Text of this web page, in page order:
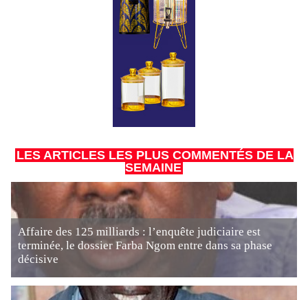
LES ARTICLES LES PLUS COMMENTÉS DE LA
SEMAINE
Affaire des 125 milliards : l’enquête judiciaire est
terminée, le dossier Farba Ngom entre dans sa phase
décisive